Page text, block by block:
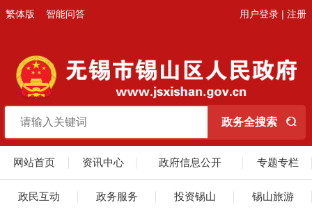
繁体版 智能问答 用户登录 | 注册
网站首页 资讯中心 政府信息公开 专题专栏
政民互动 政务服务 投资锡山 锡山旅游